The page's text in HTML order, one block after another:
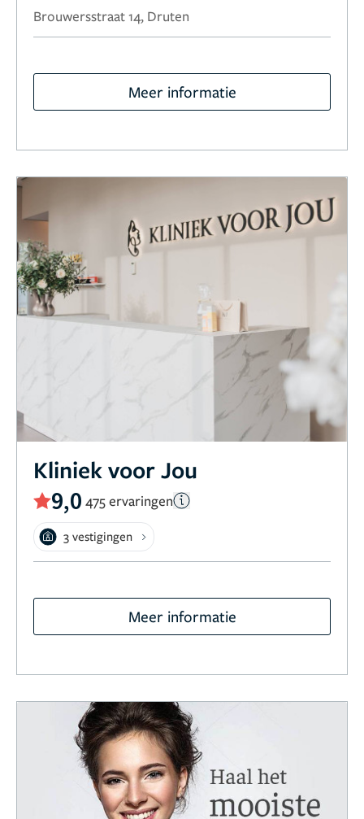
Brouwersstraat 14, Druten
Meer informatie
Kliniek voor Jou
9,0 475 ervaringen
3 vestigingen
Meer informatie